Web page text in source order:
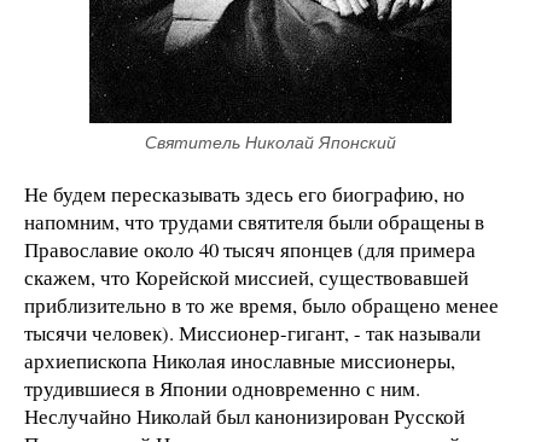
Святитель Николай Японский
Не будем пересказывать здесь его биографию, но
напомним, что трудами святителя были обращены в
Православие около 40 тысяч японцев (для примера
скажем, что Корейской миссией, существовавшей
приблизительно в то же время, было обращено менее
тысячи человек). Миссионер-гигант, - так называли
архиепископа Николая инославные миссионеры,
трудившиеся в Японии одновременно с ним.
Неслучайно Николай был канонизирован Русской